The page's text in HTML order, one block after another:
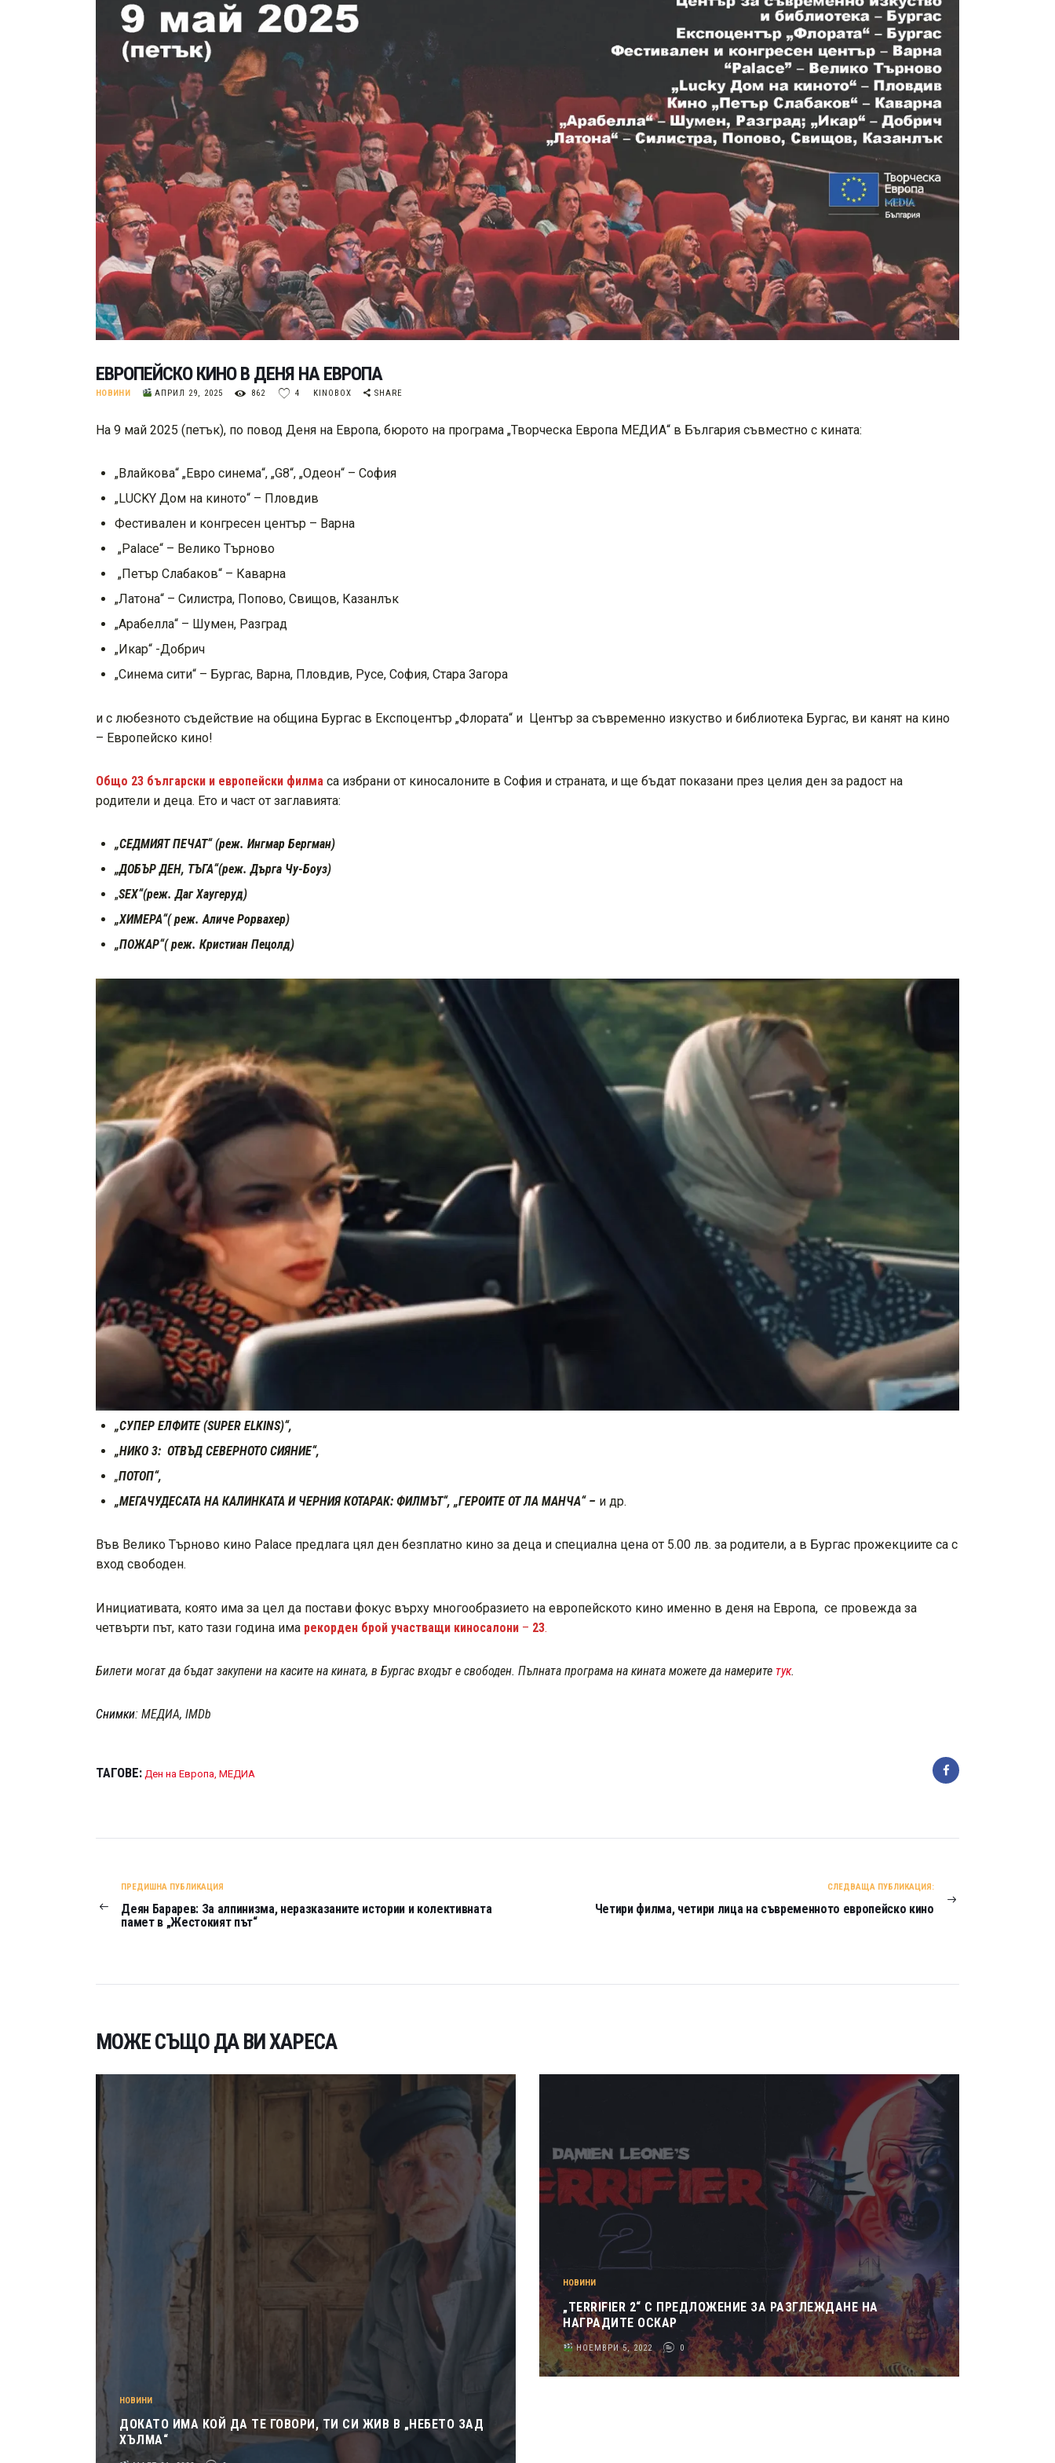
ЕВРОПЕЙСКО КИНО В ДЕНЯ НА ЕВРОПА
НОВИНИ АПРИЛ 29, 2025 862 4 KINOBOX SHARE
На 9 май 2025 (петък), по повод Деня на Европа, бюрото на програма „Творческа Европа МЕДИА“ в България съвместно с кината:
„Влайкова“ „Евро синема“, „G8“, „Одеон“ – София
„LUCKY Дом на киното“ – Пловдив
Фестивален и конгресен център – Варна
„Palace“ – Велико Търново
„Петър Слабаков“ – Каварна
„Латона“ – Силистра, Попово, Свищов, Казанлък
„Арабелла“ – Шумен, Разград
„Икар“ -Добрич
„Синема сити“ – Бургас, Варна, Пловдив, Русе, София, Стара Загора
и с любезното съдействие на община Бургас в Експоцентър „Флората“ и Център за съвременно изкуство и библиотека Бургас, ви канят на кино
– Европейско кино!
Общо 23 български и европейски филма са избрани от киносалоните в София и страната, и ще бъдат показани през целия ден за радост на
родители и деца. Ето и част от заглавията:
„СЕДМИЯТ ПЕЧАТ“ (реж. Ингмар Бергман)
„ДОБЪР ДЕН, ТЪГА“(реж. Дърга Чу-Боуз)
„SEX“(реж. Даг Хаугеруд)
„ХИМЕРА“( реж. Аличе Рорвахер)
„ПОЖАР“( реж. Кристиан Пецолд)
„СУПЕР ЕЛФИТЕ (SUPER ELKINS)“,
„НИКО 3: ОТВЪД СЕВЕРНОТО СИЯНИЕ“,
„ПОТОП“,
„МЕГАЧУДЕСАТА НА КАЛИНКАТА И ЧЕРНИЯ КОТАРАК: ФИЛМЪТ“, „ГЕРОИТЕ ОТ ЛА МАНЧА“ – и др.
Във Велико Търново кино Palace предлага цял ден безплатно кино за деца и специална цена от 5.00 лв. за родители, а в Бургас прожекциите са с
вход свободен.
Инициативата, която има за цел да постави фокус върху многообразието на европейското кино именно в деня на Европа, се провежда за
четвърти път, като тази година има рекорден брой участващи киносалони – 23.
Билети могат да бъдат закупени на касите на кината, в Бургас входът е свободен. Пълната програма на кината можете да намерите тук.
Снимки: МЕДИА, IMDb
ТАГОВЕ: Ден на Европа, МЕДИА
ПРЕДИШНА ПУБЛИКАЦИЯ
Деян Барарев: За алпинизма, неразказаните истории и колективната
памет в „Жестокият път“
СЛЕДВАЩА ПУБЛИКАЦИЯ:
Четири филма, четири лица на съвременното европейско кино
МОЖЕ СЪЩО ДА ВИ ХАРЕСА
НОВИНИ
ДОКАТО ИМА КОЙ ДА ТЕ ГОВОРИ, ТИ СИ ЖИВ В „НЕБЕТО ЗАД
ХЪЛМА“
НОВИНИ
„TERRIFIER 2“ С ПРЕДЛОЖЕНИЕ ЗА РАЗГЛЕЖДАНЕ НА
НАГРАДИТЕ ОСКАР
НОЕМВРИ 5, 2022 0